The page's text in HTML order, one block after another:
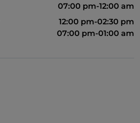
07:00 pm-12:00 am
12:00 pm-02:30 pm
07:00 pm-01:00 am